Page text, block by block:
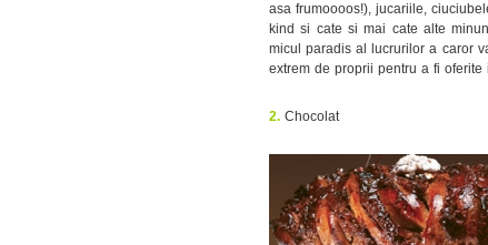
asa frumoooos!), jucariile,
kind si cate si mai cate alte
micul paradis al lucrurilor a caror
extrem de proprii pentru a fi oferite
2. Chocolat